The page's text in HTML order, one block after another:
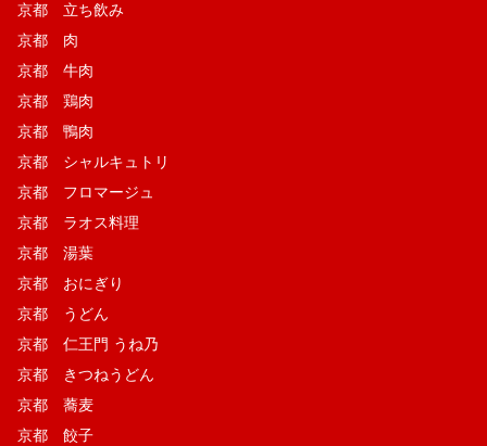
京都 立ち飲み
京都 肉
京都 牛肉
京都 鶏肉
京都 鴨肉
京都 シャルキュトリ
京都 フロマージュ
京都 ラオス料理
京都 湯葉
京都 おにぎり
京都 うどん
京都 仁王門 うね乃
京都 きつねうどん
京都 蕎麦
京都 餃子